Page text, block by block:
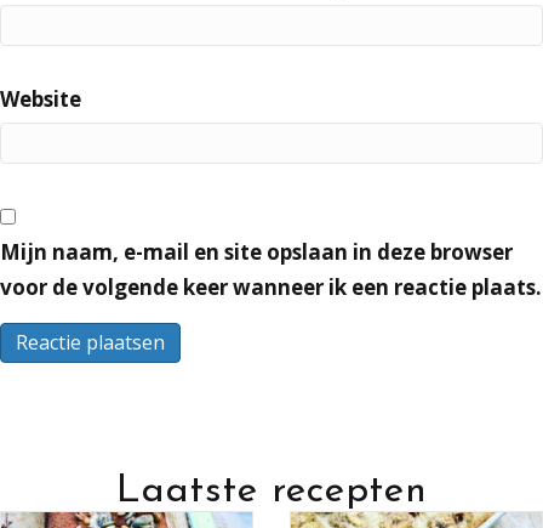
Website
Mijn naam, e-mail en site opslaan in deze browser
voor de volgende keer wanneer ik een reactie plaats.
Laatste recepten